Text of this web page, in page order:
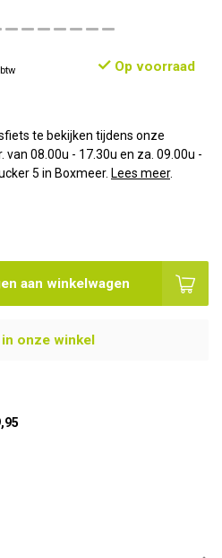
Op voorraad
te bekijken tijdens onze
08.00u - 17.30u en za. 09.00u -
5 in Boxmeer. Lees meer.
aan winkelwagen
onze winkel